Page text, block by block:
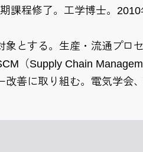
程修了。工学博士。2010
とする。生産・流通プロ
（Supply Chain
善に取り組む。電気学会